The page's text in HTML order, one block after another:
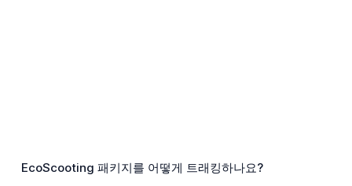
EcoScooting 패키지를 어떻게 트래킹하나요?